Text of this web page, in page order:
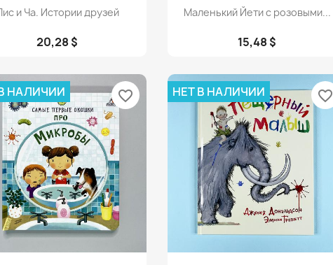
 Просмотр
и Ча. Истории друзей
20,28 $
Просмотр
Маленький Йети с розовыми...
15,48 $
НАЛИЧИИ favorite_border НЕТ В НАЛИЧИИ favorite_border